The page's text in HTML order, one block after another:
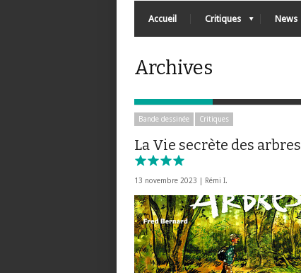
Accueil Critiques News
Archives
Bande dessinée Critiques
La Vie secrète des arbres
13 novembre 2023 | Rémi I.